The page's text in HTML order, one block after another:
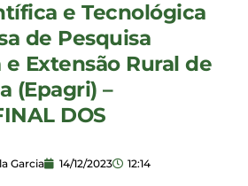
e Tecnológica
de Pesquisa
Extensão Rural de
(Epagri) –
DOS
Garcia 14/12/2023 12:14